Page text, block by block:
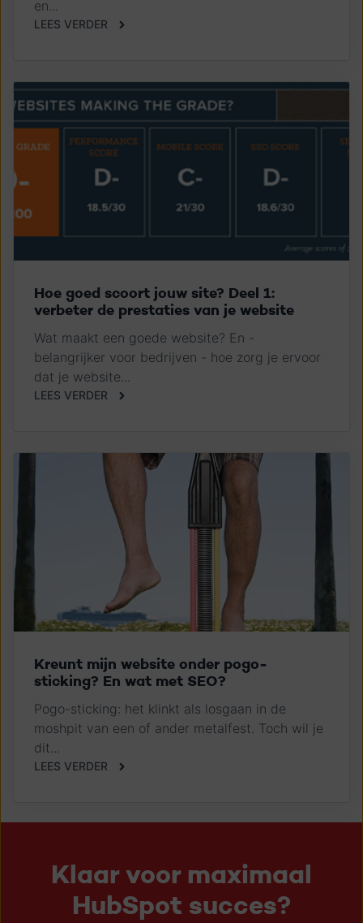
en...
LEES VERDER
Hoe goed scoort jouw site? Deel 1:
verbeter de prestaties van je website
Wat maakt een goede website? En -
belangrijker voor bedrijven - hoe zorg je ervoor
dat je website...
LEES VERDER
Kreunt mijn website onder pogo-
sticking? En wat met SEO?
Pogo-sticking: het klinkt als losgaan in de
moshpit van een of ander metalfest. Toch wil je
dit...
LEES VERDER
Klaar voor maximaal
HubSpot succes?